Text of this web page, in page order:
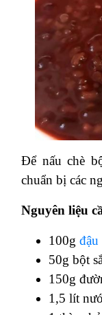
Để nấu chè
chuẩn bị các
Nguyên liệu
100g đậu
50g bột
150g
1,5 lít